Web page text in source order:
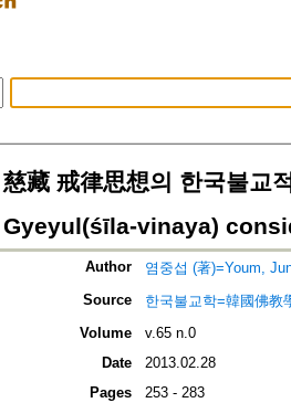
慈藏 戒律思想의 한국불
Gyeyul(śīla-vinaya)
Author
염중섭 (著)=Youm,
Source
한국불교학=韓國佛教
Volume
v.65 n.0
Date
2013.02.28
Pages
253 - 283